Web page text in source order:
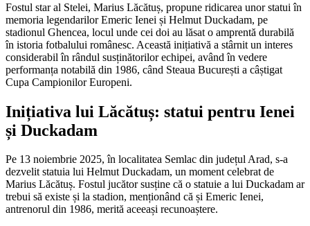
Fostul star al Stelei, Marius Lăcătuș, propune ridicarea unor statui în
memoria legendarilor Emeric Ienei și Helmut Duckadam, pe
stadionul Ghencea, locul unde cei doi au lăsat o amprentă durabilă
în istoria fotbalului românesc. Această inițiativă a stârnit un interes
considerabil în rândul susținătorilor echipei, având în vedere
performanța notabilă din 1986, când Steaua București a câștigat
Cupa Campionilor Europeni.
Inițiativa lui Lăcătuș: statui pentru Ienei
și Duckadam
Pe 13 noiembrie 2025, în localitatea Semlac din județul Arad, s-a
dezvelit statuia lui Helmut Duckadam, un moment celebrat de
Marius Lăcătuș. Fostul jucător susține că o statuie a lui Duckadam ar
trebui să existe și la stadion, menționând că și Emeric Ienei,
antrenorul din 1986, merită aceeași recunoaștere.